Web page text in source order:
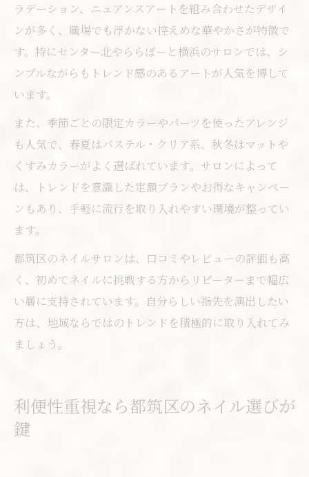
ラデーション、ニュアンスアートを組み合わせたデザイ
ンが多く、職場でも浮かない控えめな華やかさが特徴で
す。特にセンター北やららぽーと横浜のサロンでは、シ
ンプルながらもトレンド感のあるアートが人気を博して
います。
また、季節ごとの限定カラーやパーツを使ったアレンジ
も人気で、春夏はパステル・クリア系、秋冬はマットや
くすみカラーがよく選ばれています。サロンによって
は、トレンドを意識した定額プランやお得なキャンペー
ンもあり、手軽に流行を取り入れやすい環境が整ってい
ます。
都筑区のネイルサロンは、口コミやレビューの評価も高
く、初めてネイルに挑戦する方からリピーターまで幅広
い層に支持されています。自分らしい指先を演出したい
方は、地域ならではのトレンドを積極的に取り入れてみ
ましょう。
利便性重視なら都筑区のネイル選びが
鍵